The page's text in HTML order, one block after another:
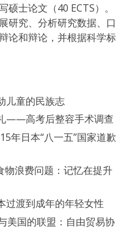
士论文（40 ECTS）。
研究、分析研究数据、口
论和辩论，并根据科学标
童的民族志
——高考后整容手术调查
年日本“八一五”国家道歉
浪费问题：记忆在提升
过渡到成年的年轻女性
美国的联盟：自由贸易协